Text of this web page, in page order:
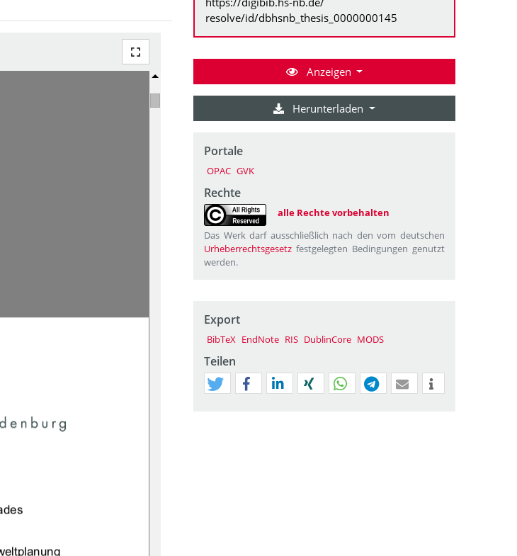
resolve/id/dbhsnb_thesis_0000000145
Anzeigen
Herunterladen
Portale
OPAC GVK
Rechte
alle Rechte vorbehalten
Das Werk darf ausschließlich nach den vom deutschen
Urheberrechtsgesetz festgelegten Bedingungen genutzt
werden.
Export
BibTeX EndNote RIS DublinCore MODS
Teilen